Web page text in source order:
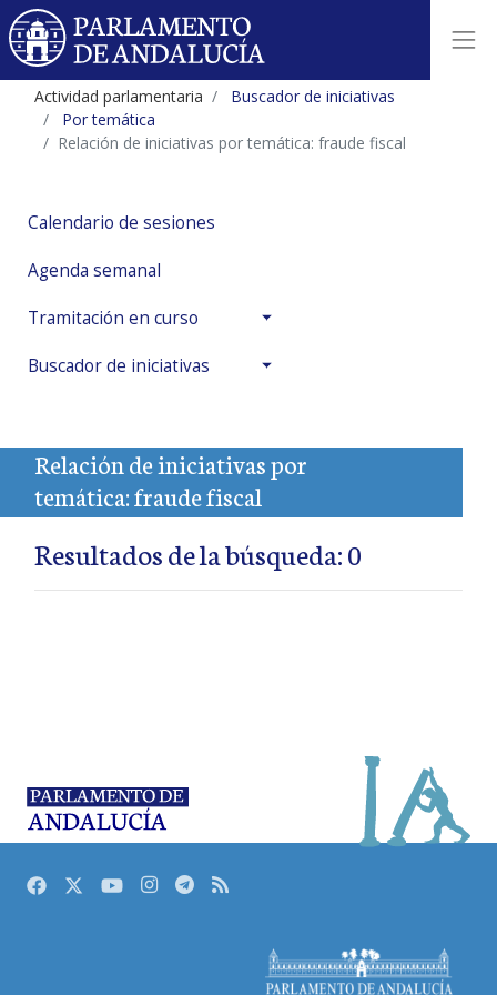
Actividad parlamentaria
Buscador de iniciativas
Por temática
Relación de iniciativas por temática: fraude fiscal
Calendario de sesiones
Agenda semanal
Tramitación en curso
Buscador de iniciativas
Relación de iniciativas por
temática: fraude fiscal
Resultados de la búsqueda: 0
FacebookTwitterYoutubeInstagram
Telegram
RSS